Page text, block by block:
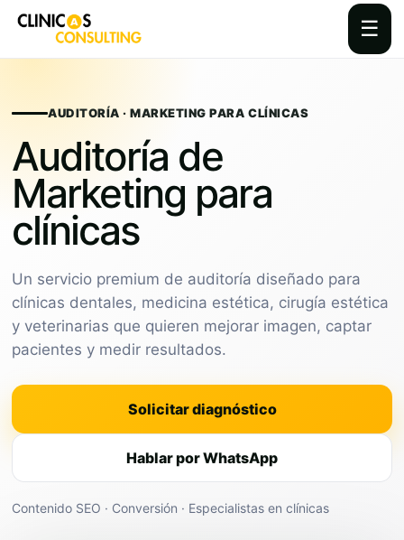
☰
contentAUDITORÍA · MARKETING PARA CLÍNICAS
Auditoría de
Marketing para
clínicas
Un servicio premium de auditoría diseñado para
clínicas dentales, medicina estética, cirugía estética
y veterinarias que quieren mejorar imagen, captar
pacientes y medir resultados.
Solicitar diagnóstico
Hablar por WhatsApp
Contenido SEO · Conversión · Especialistas en clínicas